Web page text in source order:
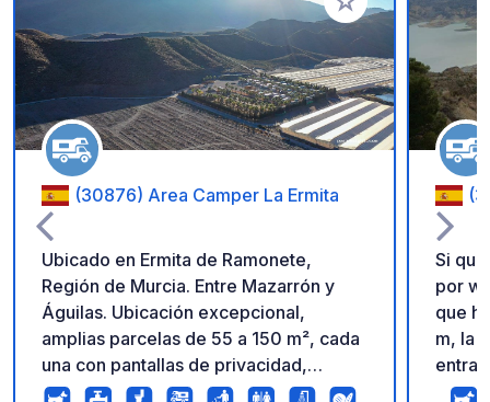
Añadir a tus
(30876) Area Camper La Ermita
Ubicado en Ermita de Ramonete,
Región de Murcia. Entre Mazarrón y
Águilas. Ubicación excepcional,
amplias parcelas de 55 a 150 m², cada
una con pantallas de privacidad,
electricidad, agua potable y desagüe
Si
por
que
m, la
entrar
malos